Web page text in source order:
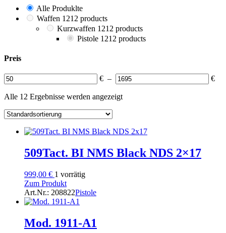
Alle Produklte
Waffen 1212 products
Kurzwaffen 1212 products
Pistole 1212 products
Preis
€ – €
Alle 12 Ergebnisse werden angezeigt
509Tact. BI NMS Black NDS 2×17
999,00 € 1 vorrätig
Zum Produkt
Art.Nr.: 208822Pistole
Mod. 1911-A1